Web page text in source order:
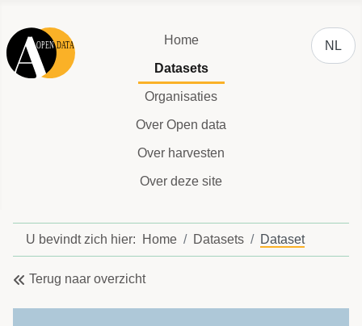
Home
Datasets
Organisaties
Over Open data
Over harvesten
Over deze site
NL
U bevindt zich hier: Home Datasets Dataset
Terug naar overzicht